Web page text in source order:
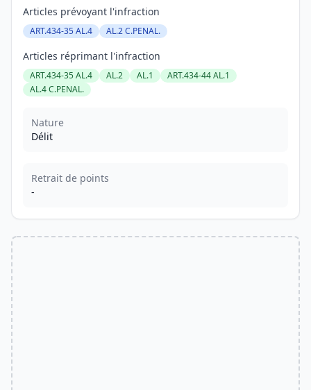
Articles prévoyant l'infraction
ART.434-35 AL.4 AL.2 C.PENAL.
Articles réprimant l'infraction
ART.434-35 AL.4 AL.2 AL.1
ART.434-44 AL.1
AL.4 C.PENAL.
Nature
Délit
Retrait de points
-